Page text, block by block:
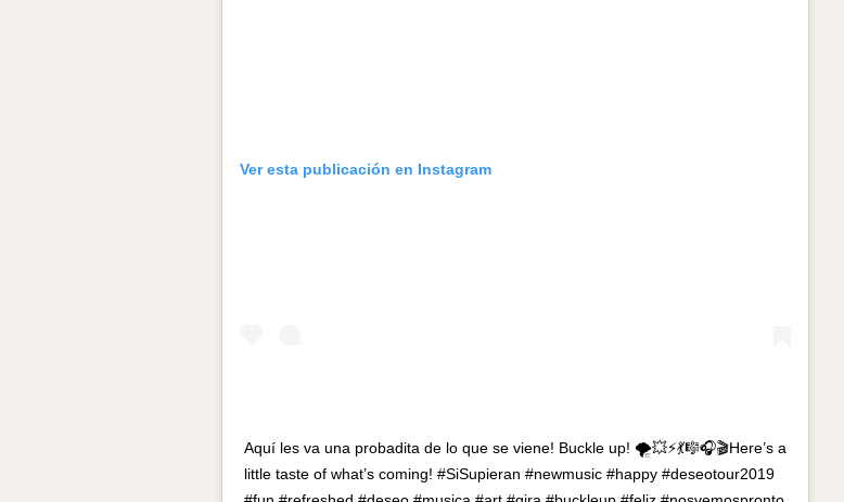
Ver esta publicación en Instagram
Aquí les va una probadita de lo que se viene! Buckle up! 🌪💥⚡️💃🎼🎧🎬Here’s a
little taste of what’s coming! #SiSupieran #newmusic #happy #deseotour2019